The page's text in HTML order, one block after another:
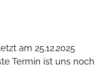
am 25.12.2025
Termin ist uns noch